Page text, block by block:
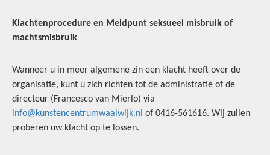
Klachtenprocedure en Meldpunt seksueel misbruik of
machtsmisbruik
Wanneer u in meer algemene zin een klacht heeft over de
organisatie, kunt u zich richten tot de administratie of de
directeur (Francesco van Mierlo) via
info@kunstencentrumwaalwijk.nl of 0416-561616. Wij zullen
proberen uw klacht op te lossen.